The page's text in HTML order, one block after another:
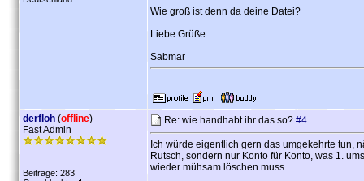
Wie groß ist denn da deine Datei?
Liebe Grüße
Sabmar
derfloh (offline)
Fast Admin
Beiträge: 283
Re: wie handhabt ihr das so? #4
Ich würde eigentlich gern das umgekehrte tun,
Rutsch, sondern nur Konto für Konto, was 1.
wieder mühsam löschen muss.